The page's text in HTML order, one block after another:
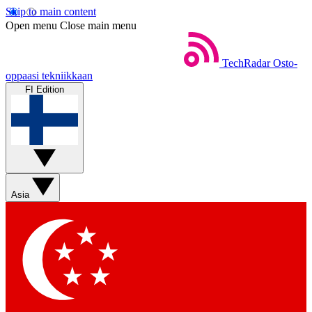
Skip to main content
Open menu Close main menu
TechRadar Osto-
oppaasi tekniikkaan
FI Edition
Asia